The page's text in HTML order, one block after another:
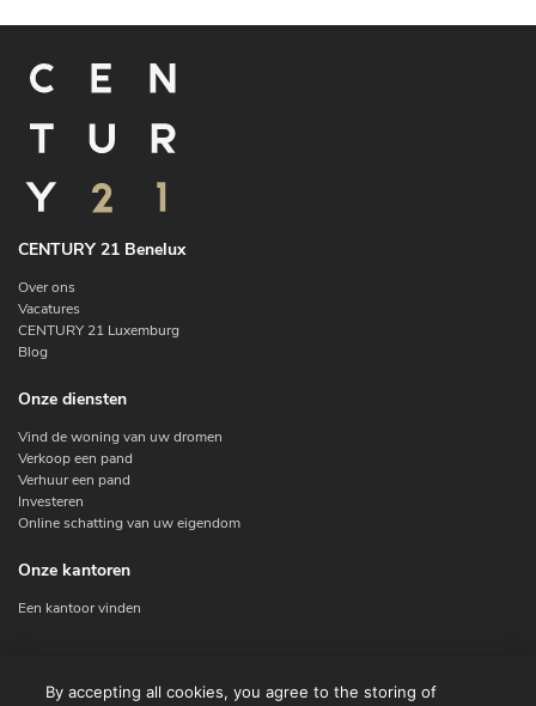
CENTURY 21 Benelux
Over ons
Vacatures
CENTURY 21 Luxemburg
Blog
Onze diensten
Vind de woning van uw dromen
Verkoop een pand
Verhuur een pand
Investeren
Online schatting van uw eigendom
Onze kantoren
Een kantoor vinden
By accepting all cookies, you agree to the storing of